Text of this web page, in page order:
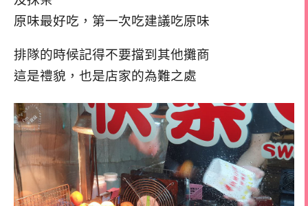
原味最好吃，第一次吃建議吃原味
排隊的時候記得不要擋到其他攤商
這是禮貌，也是店家的為難之處